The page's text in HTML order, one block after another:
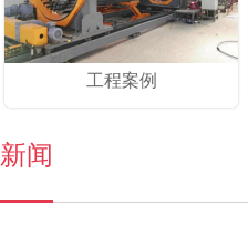
工程案例
新闻